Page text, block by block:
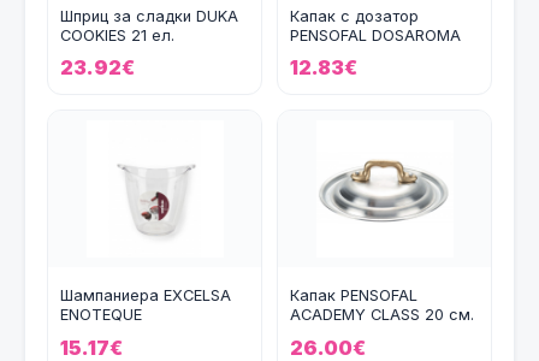
Шприц за сладки DUKA
COOKIES 21 ел.
23.92€
Капак с дозатор
PENSOFAL DOSAROMA
12.83€
Шампаниера EXCELSA
ENOTEQUE
15.17€
Капак PENSOFAL
ACADEMY CLASS 20 см.
26.00€